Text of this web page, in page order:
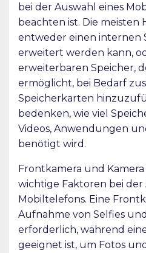
bei der Auswahl eines
beachten ist. Die meisten
entweder einen internen
erweitert werden kann,
erweiterbaren Speicher,
ermöglicht, bei Bedarf
Speicherkarten
bedenken, wie viel
Videos, Anwendungen
benötigt wird.
Frontkamera und
wichtige Faktoren bei der
Mobiltelefons. Eine
Aufnahme von Selfies
erforderlich, während
geeignet ist, um Fotos